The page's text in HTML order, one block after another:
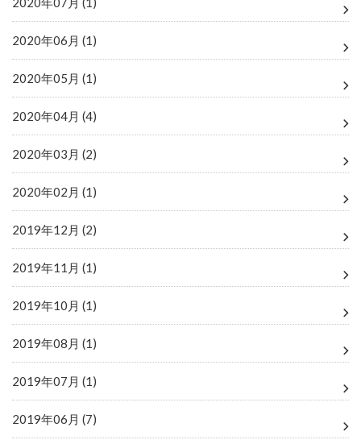
2020年06月 (1)
2020年05月 (1)
2020年04月 (4)
2020年03月 (2)
2020年02月 (1)
2019年12月 (2)
2019年11月 (1)
2019年10月 (1)
2019年08月 (1)
2019年07月 (1)
2019年06月 (7)